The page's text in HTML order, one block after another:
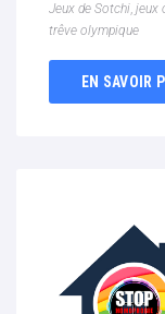
Jeux de Sotchi, jeux
trêve olympique
EN SAVOIR